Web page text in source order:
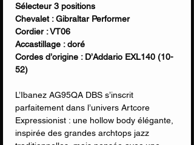
Sélecteur 3 positions
Chevalet : Gibraltar Performer
Cordier : VT06
Accastillage : doré
Cordes d’origine : D’Addario EXL140 (10-
52)
L’Ibanez AG95QA DBS s’inscrit
parfaitement dans l’univers Artcore
Expressionist : une hollow body élégante,
inspirée des grandes archtops jazz